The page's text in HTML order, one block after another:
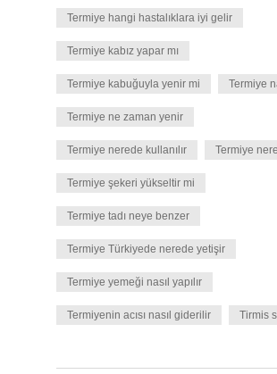
Termiye hangi hastalıklara iyi gelir
Termiye kabız yapar mı
Termiye kabuğuyla yenir mi Termiye
Termiye ne zaman yenir
Termiye nerede kullanılır Termiye
Termiye şekeri yükseltir mi
Termiye tadı neye benzer
Termiye Türkiyede nerede yetişir
Termiye yemeği nasıl yapılır
Termiyenin acısı nasıl giderilir Tirmis